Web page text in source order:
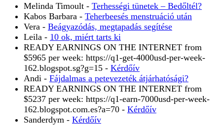
Melinda Timoult - Terhességi tünetek – Bedőltél?
Kabos Barbara - Teherbeesés menstruáció után
Vera - Beágyazódás, megtapadás segítése
Leila - 10 ok, miért tarts ki
READY EARNINGS ON THE INTERNET from
$5965 per week: https://q1-get-4000usd-per-week-
162.blogspot.sg?g=15 - Kérdőív
Andi - Fájdalmas a petevezeték átjárhatósági?
READY EARNINGS ON THE INTERNET from
$5237 per week: https://q1-earn-7000usd-per-week-
162.blogspot.com.es?a=70 - Kérdőív
Sanderdym - Kérdőív